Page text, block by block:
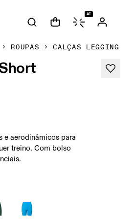
AI
ROUPAS CALÇAS LEGGING
e aerodinâmicos para
treino. Com bolso